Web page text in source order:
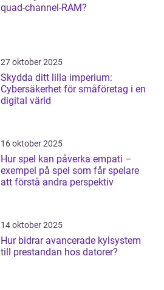
quad-channel-RAM?
27 oktober 2025
Skydda ditt lilla imperium:
Cybersäkerhet för småföretag i en
digital värld
16 oktober 2025
Hur spel kan påverka empati –
exempel på spel som får spelare
att förstå andra perspektiv
14 oktober 2025
Hur bidrar avancerade kylsystem
till prestandan hos datorer?